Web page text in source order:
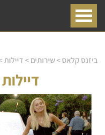
ביזנס קלאס>שירותים>דיילות